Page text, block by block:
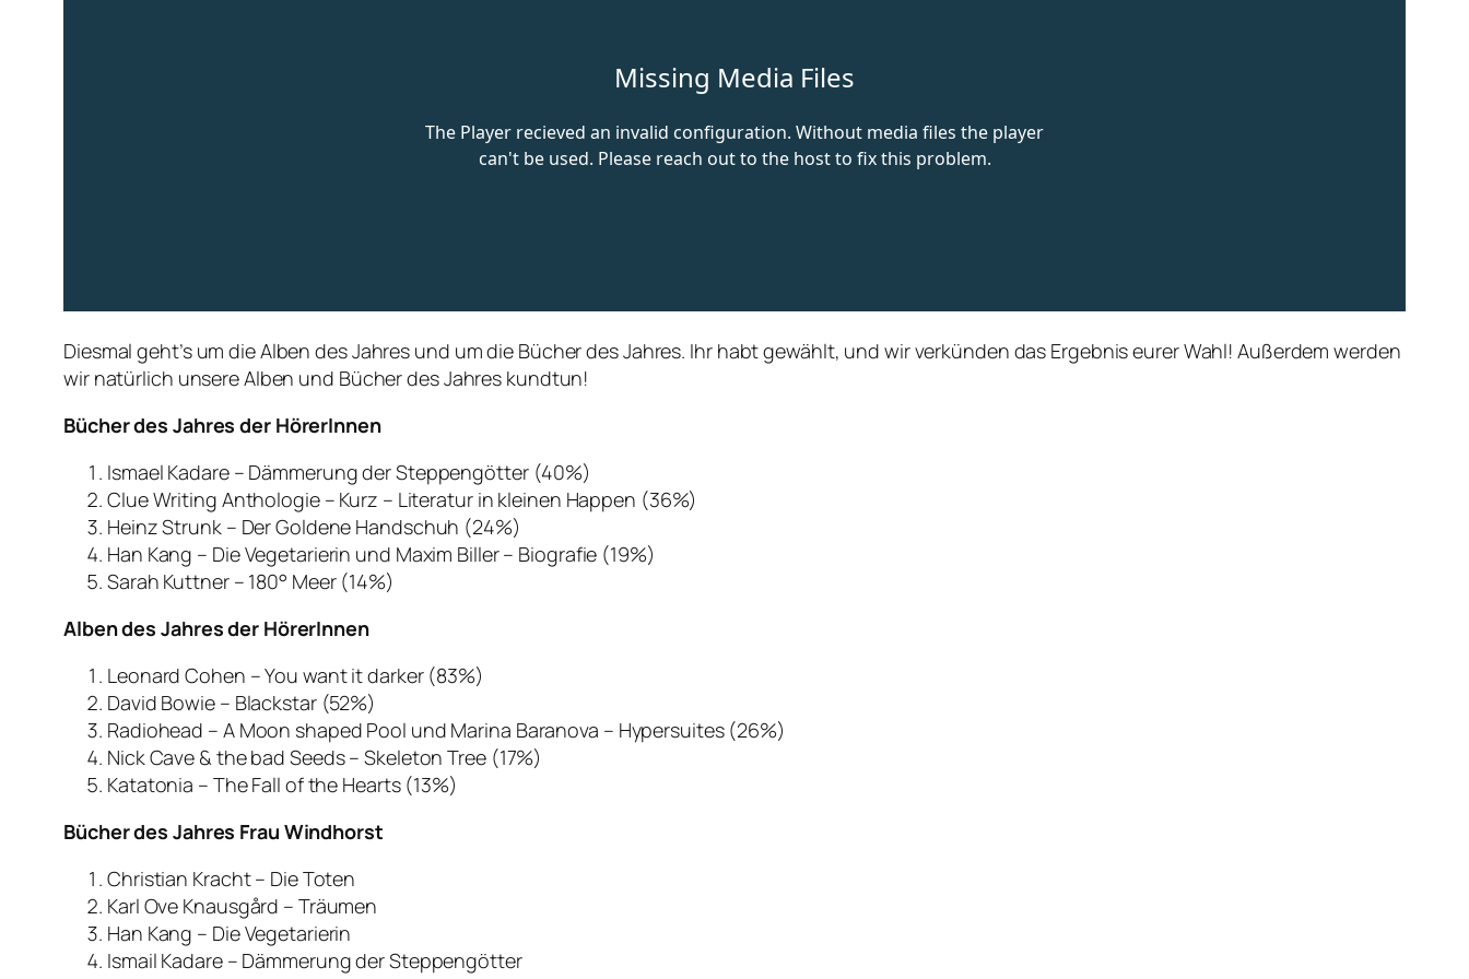
Diesmal geht’s um die Alben des Jahres und um die Bücher des Jahres. Ihr habt gewählt, und wir verkünden das Ergebnis eurer Wahl! Außerdem werden
wir natürlich unsere Alben und Bücher des Jahres kundtun!
Bücher des Jahres der HörerInnen
Ismael Kadare – Dämmerung der Steppengötter (40%)
Clue Writing Anthologie – Kurz – Literatur in kleinen Happen (36%)
Heinz Strunk – Der Goldene Handschuh (24%)
Han Kang – Die Vegetarierin und Maxim Biller – Biografie (19%)
Sarah Kuttner – 180° Meer (14%)
Alben des Jahres der HörerInnen
Leonard Cohen – You want it darker (83%)
David Bowie – Blackstar (52%)
Radiohead – A Moon shaped Pool und Marina Baranova – Hypersuites (26%)
Nick Cave & the bad Seeds – Skeleton Tree (17%)
Katatonia – The Fall of the Hearts (13%)
Bücher des Jahres Frau Windhorst
Christian Kracht – Die Toten
Karl Ove Knausgård – Träumen
Han Kang – Die Vegetarierin
Ismail Kadare – Dämmerung der Steppengötter